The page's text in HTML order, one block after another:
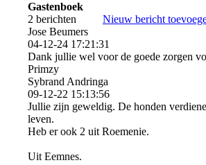
Gastenboek
2 berichten
Nieuw bericht
Jose Beumers
04-12-24 17:21:31
Dank jullie wel voor de goede zorgen
Primzy
Sybrand Andringa
09-12-22 15:13:56
Jullie zijn geweldig. De honden
leven.
Heb er ook 2 uit Roemenie.
Uit Eemnes.